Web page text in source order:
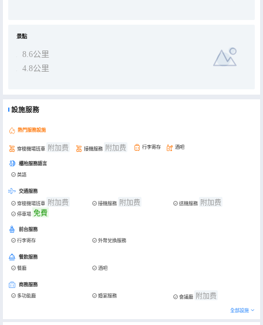
景點
8.6公里
4.8公里
設施服務
熱門服務設施
穿梭機場班車 附加费 接機服務 附加费 行李寄存 酒吧
櫃枱服務語言
英語
交通服務
穿梭機場班車 附加费 接機服務 附加费 送機服務 附加费
停車場 免費
前台服務
行李寄存 外幣兌換服務
餐飲服務
餐廳 酒吧
商務服務
多功能廳 婚宴服務 會議廳 附加费
全部設施